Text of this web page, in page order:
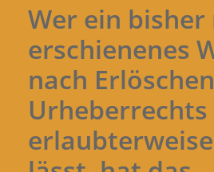
Wer ein
erschienenes
nach
Urheberrechts